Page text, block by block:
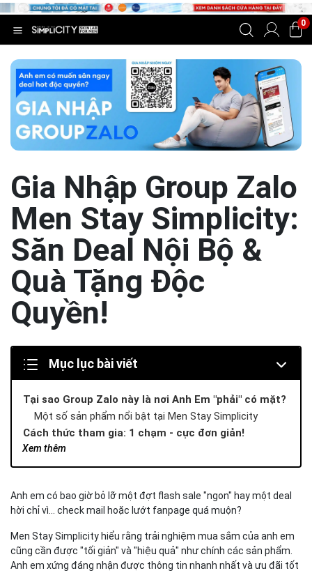
0
Gia Nhập Group Zalo
Men Stay Simplicity:
Săn Deal Nội Bộ &
Quà Tặng Độc
Quyền!
Mục lục bài viết
Xem thêm
Tại sao Group Zalo này là nơi Anh Em "phải" có mặt?
Một số sản phẩm nổi bật tại Men Stay Simplicity
Cách thức tham gia: 1 chạm - cực đơn giản!
Có thể anh em quan tâm:
Anh em có bao giờ bỏ lỡ một đợt flash sale "ngon" hay một deal
hời chỉ vì... check mail hoặc lướt fanpage quá muộn?
Men Stay Simplicity hiểu rằng trải nghiệm mua sắm của anh em
cũng cần được "tối giản" và "hiệu quả" như chính các sản phẩm.
Anh em xứng đáng nhận được thông tin nhanh nhất và ưu đãi tốt